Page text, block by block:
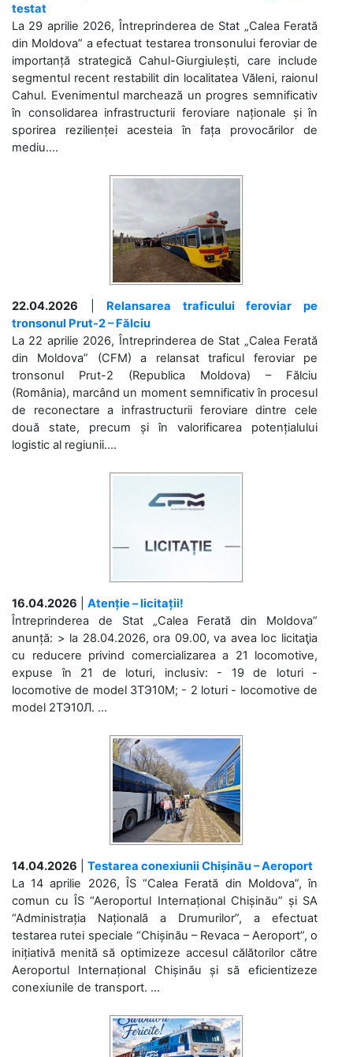
testat
La 29 aprilie 2026, Întreprinderea de Stat „Calea Ferată
din Moldova” a efectuat testarea tronsonului feroviar de
importanță strategică Cahul-Giurgiulești, care include
segmentul recent restabilit din localitatea Văleni, raionul
Cahul. Evenimentul marchează un progres semnificativ
în consolidarea infrastructurii feroviare naționale și în
sporirea rezilienței acesteia în fața provocărilor de
mediu....
22.04.2026
Relansarea traficului feroviar pe
tronsonul Prut-2 – Fălciu
La 22 aprilie 2026, Întreprinderea de Stat „Calea Ferată
din Moldova” (CFM) a relansat traficul feroviar pe
tronsonul Prut-2 (Republica Moldova) – Fălciu
(România), marcând un moment semnificativ în procesul
de reconectare a infrastructurii feroviare dintre cele
două state, precum și în valorificarea potențialului
logistic al regiunii....
16.04.2026
Atenție – licitații!
Întreprinderea de Stat „Calea Ferată din Moldova”
anunță: > la 28.04.2026, ora 09.00, va avea loc licitaţia
cu reducere privind comercializarea a 21 locomotive,
expuse în 21 de loturi, inclusiv: - 19 de loturi -
locomotive de model 3ТЭ10М; - 2 loturi - locomotive de
model 2ТЭ10Л. ...
14.04.2026
Testarea conexiunii Chișinău – Aeroport
La 14 aprilie 2026, ÎS “Calea Ferată din Moldova”, în
comun cu ÎS “Aeroportul Internațional Chișinău” și SA
“Administrația Națională a Drumurilor”, a efectuat
testarea rutei speciale “Chișinău – Revaca – Aeroport”, o
inițiativă menită să optimizeze accesul călătorilor către
Aeroportul Internațional Chișinău și să eficientizeze
conexiunile de transport. ...